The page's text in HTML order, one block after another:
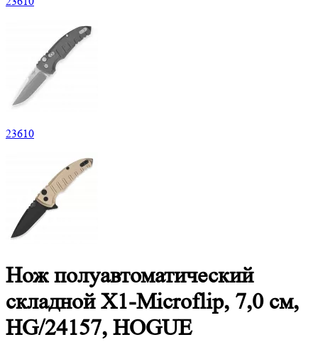
23610
Нож полуавтоматический
складной X1-Microflip, 7,0 см,
HG/24157, HOGUE